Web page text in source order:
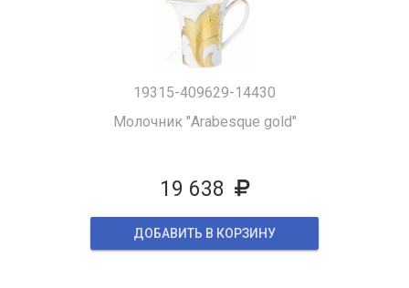
19315-409629-14430
Молочник "Arabesque gold"
19 638
ДОБАВИТЬ В КОРЗИНУ